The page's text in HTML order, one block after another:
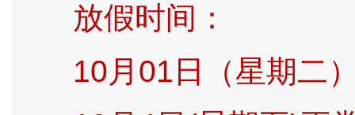
放假时间：
10月01日（星期二